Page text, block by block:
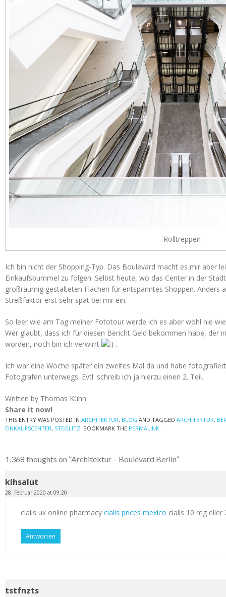
Rolltreppen
Ich bin nicht der Shopping-Typ. Das Boulevard macht es mir aber
Einkaufsbummel zu folgen. Selbst heute, wo das Center in der
großräumig gestalteten Flächen für entspanntes Shoppen. Anders
Streßfaktor erst sehr spät bei mir ein.
So leer wie am Tag meiner Fototour werde ich es aber wohl nie
Wer glaubt, dass ich für diesen Bericht Geld bekommen habe, der
worden, noch bin ich verwirrt
.
Ich war eine Woche später ein zweites Mal da und habe
Fotografen unterwegs. Evtl. schreib ich ja hierzu einen 2. Teil.
Written by Thomas Kühn
Share it now!
THIS ENTRY WAS POSTED IN ARCHITEKTUR, BLOG AND TAGGED ARCHITEKTUR,
EINKAUFSCENTER, STEGLITZ. BOOKMARK THE PERMALINK.
1.368 thoughts on “Architektur – Boulevard Berlin”
klhsalut
28. Februar 2020 at 09:20
cialis uk online pharmacy cialis prices mexico cialis 10 mg
Antworten
tstfnzts